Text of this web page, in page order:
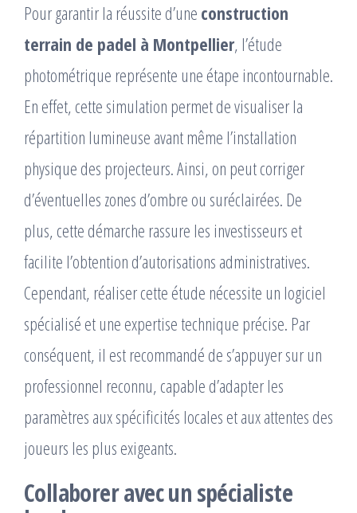
Pour garantir la réussite d’une construction
terrain de padel à Montpellier, l’étude
photométrique représente une étape incontournable.
En effet, cette simulation permet de visualiser la
répartition lumineuse avant même l’installation
physique des projecteurs. Ainsi, on peut corriger
d’éventuelles zones d’ombre ou suréclairées. De
plus, cette démarche rassure les investisseurs et
facilite l’obtention d’autorisations administratives.
Cependant, réaliser cette étude nécessite un logiciel
spécialisé et une expertise technique précise. Par
conséquent, il est recommandé de s’appuyer sur un
professionnel reconnu, capable d’adapter les
paramètres aux spécificités locales et aux attentes des
joueurs les plus exigeants.
Collaborer avec un spécialiste